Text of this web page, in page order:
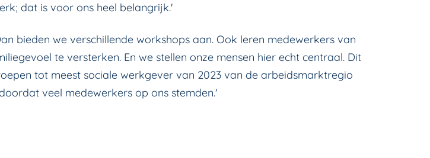
dat is voor ons heel belangrijk.'
bieden we verschillende workshops aan. Ook leren medewerkers van
te versterken. En we stellen onze mensen hier echt centraal. Dit
tot meest sociale werkgever van 2023 van de arbeidsmarktregio
veel medewerkers op ons stemden.'